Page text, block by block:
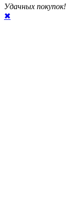
Удачных покупок!
✖